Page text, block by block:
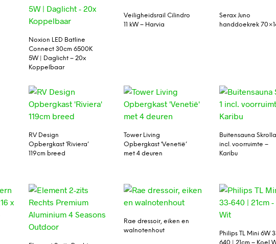
Noxion LED Batline
Connect 30cm 6500K
5W | Daglicht – 20x
Koppelbaar
Veiligheidsrail Cilindro
11 kW – Harvia
Serax Juno
handdoekrek
RV Design
Opbergkast ‘Riviera’
119cm breed
Tower Living
Opbergkast ‘Venetië’
met 4 deuren
Buitensauna
incl. voorruimte –
Karibu
Rae dressoir, eiken en
walnotenhout
Philips TL Mini 6W